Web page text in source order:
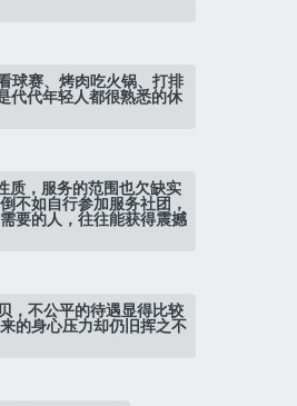
球赛、烤肉吃火锅、打排
代代年轻人都很熟悉的休
质，服务的范围也欠缺实
不如自行参加服务社团，
要的人，往往能获得震撼
，不公平的待遇显得比较
的身心压力却仍旧挥之不